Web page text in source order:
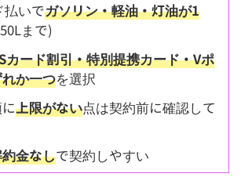
払いでガソリン・軽油・灯油が1
まで)
カード割引・特別提携カード・Vポ
か一つを選択
上限がない点は契約前に確認して
金なしで契約しやすい